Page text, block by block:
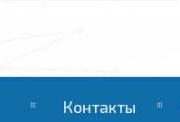
Контакты